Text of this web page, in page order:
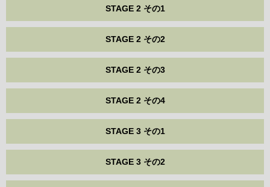
STAGE 2 その1
STAGE 2 その2
STAGE 2 その3
STAGE 2 その4
STAGE 3 その1
STAGE 3 その2